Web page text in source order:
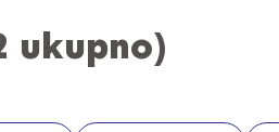
ukupno)